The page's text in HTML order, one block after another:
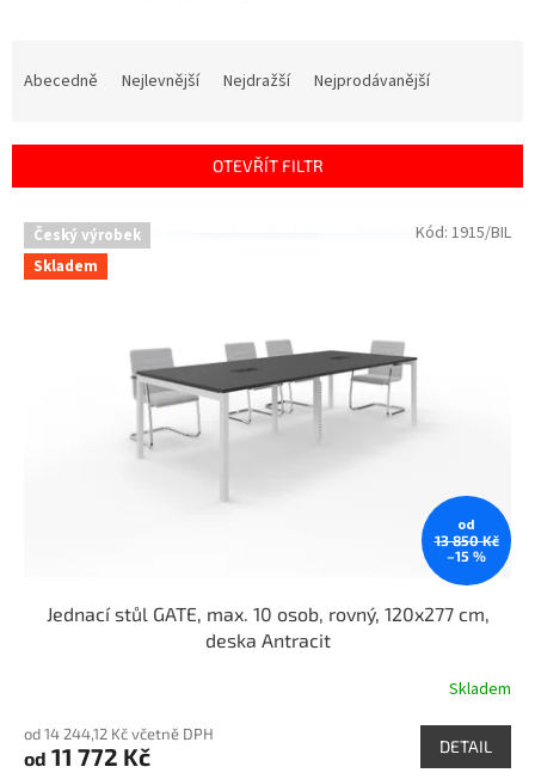
í
Abecedně Nejlevnější Nejdražší Nejprodávanější
OTEVŘÍT FILTR
V
p
Český výrobek
Skladem
od
13 850 Kč
–15 %
Jednací stůl GATE, max. 10 osob, rovný, 120x277 cm,
deska Antracit
Skladem
od 14 244,12 Kč včetně DPH
od 11 772 Kč DETAIL
Kód: 1915/BIL